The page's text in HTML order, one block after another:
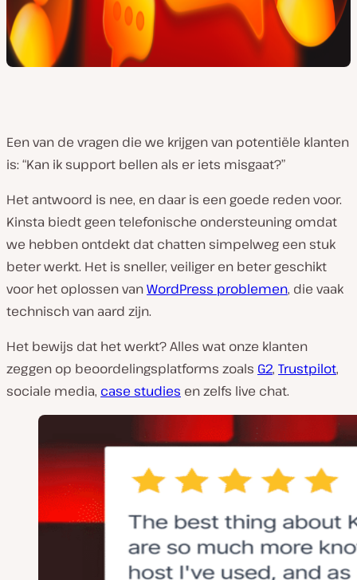
Een van de vragen die we krijgen van potentiële klanten
is: “Kan ik support bellen als er iets misgaat?”
Het antwoord is nee, en daar is een goede reden voor.
Kinsta biedt geen telefonische ondersteuning omdat
we hebben ontdekt dat chatten simpelweg een stuk
beter werkt. Het is sneller, veiliger en beter geschikt
voor het oplossen vanWordPress problemen, die vaak
technisch van aard zijn.
Het bewijs dat het werkt? Alles wat onze klanten
zeggen op beoordelingsplatforms zoals G2, Trustpilot,
sociale media, case studies en zelfs live chat.